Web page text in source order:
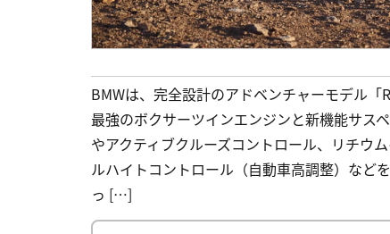
BMWは、完全設計のアドベンチャーモデル
最強のボクサーツインエンジンと新機能サス
やアクティブクルーズコントロール、リチウ
ルハイトコントロール（自動車高調整）など
っ […]